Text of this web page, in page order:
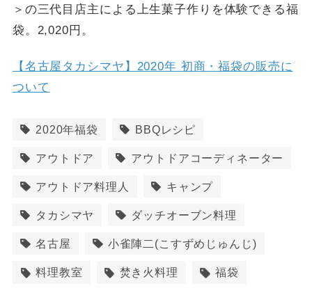
＞の三代目店主による上生菓子作りを体験できる福
袋。2,020円。
【名古屋タカシマヤ】2020年 初商・福袋の販売に
ついて
2020年福袋 BBQレシピ
アウトドア アウトドアコーディネーター
アウトドア料理人 キャンプ
タカシマヤ ダッチオーブン料理
名古屋 小雀陣二(こすずめじゅんじ)
料理教室 焚き火料理 福袋